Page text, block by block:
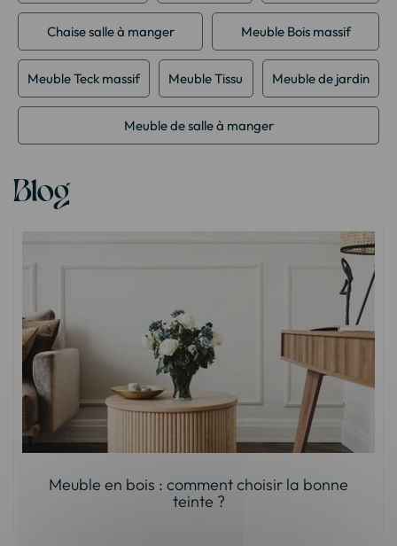
Chaise salle à manger Meuble Bois massif
Meuble Teck massif Meuble Tissu Meuble de jardin
Meuble de salle à manger
Blog
Meuble en bois : comment choisir la bonne
teinte ?